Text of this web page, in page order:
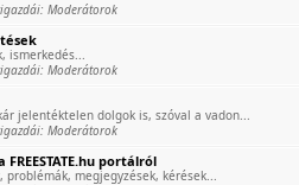
Moderátorok
ismerkedés...
Moderátorok
jelentéktelen dolgok is, szóval a vadon...
Moderátorok
FREESTATE.hu portálról
problémák, megjegyzések, kérések...